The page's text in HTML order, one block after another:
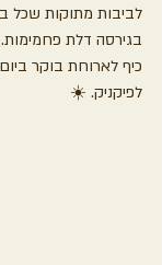
לביבות מתוקות שכל
בגירסה דלת פחמימות.
כיף לארוחת בוקר
לפיקניק. ☀️